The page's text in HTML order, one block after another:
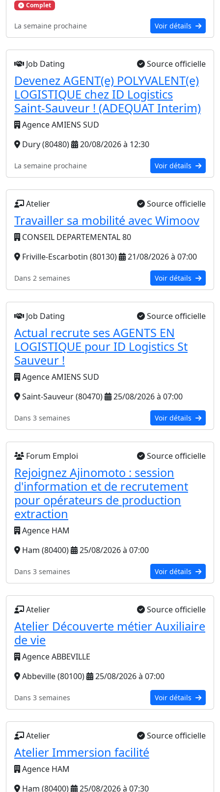
Complet
La semaine prochaine Voir détails
Job Dating Source officielle
Devenez AGENT(e) POLYVALENT(e)
LOGISTIQUE chez ID Logistics
Saint-Sauveur ! (ADEQUAT Interim)
Agence AMIENS SUD
Dury (80480)
20/08/2026 à 12:30
La semaine prochaine Voir détails
Atelier Source officielle
Travailler sa mobilité avec Wimoov
CONSEIL DEPARTEMENTAL 80
Friville-Escarbotin (80130)
21/08/2026 à 07:00
Dans 2 semaines Voir détails
Job Dating Source officielle
Actual recrute ses AGENTS EN
LOGISTIQUE pour ID Logistics St
Sauveur !
Agence AMIENS SUD
Saint-Sauveur (80470)
25/08/2026 à 07:00
Dans 3 semaines Voir détails
Forum Emploi Source officielle
Rejoignez Ajinomoto : session
d'information et de recrutement
pour opérateurs de production
extraction
Agence HAM
Ham (80400)
25/08/2026 à 07:00
Dans 3 semaines Voir détails
Atelier Source officielle
Atelier Découverte métier Auxiliaire
de vie
Agence ABBEVILLE
Abbeville (80100)
25/08/2026 à 07:00
Dans 3 semaines Voir détails
Atelier Source officielle
Atelier Immersion facilité
Agence HAM
Ham (80400)
25/08/2026 à 07:30